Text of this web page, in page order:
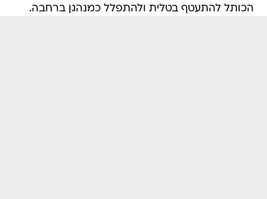
הכותל להתעטף בטלית ולהתפלל כמנהגן ברחבה.